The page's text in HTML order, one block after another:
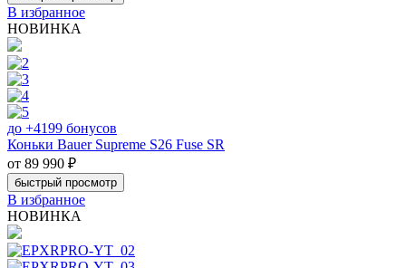
В избранное
НОВИНКА
до +4199 бонусов
Коньки Bauer Supreme S26 Fuse SR
от 89 990 ₽
быстрый просмотр
В избранное
НОВИНКА